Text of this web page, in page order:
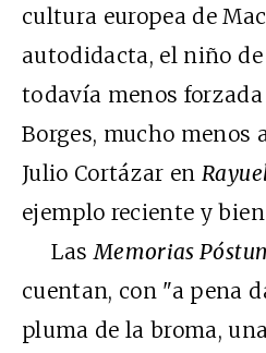
cultura europea de
autodidacta, el niño de
todavía menos
Borges, mucho menos
Julio Cortázar en
ejemplo reciente y
LasMemorias
cuentan, con "a pena
pluma de la broma,